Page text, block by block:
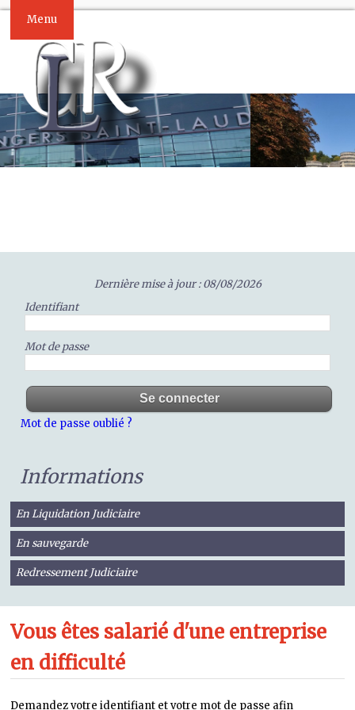
Menu
Dernière mise à jour : 08/08/2026
Identifiant
Mot de passe
Mot de passe oublié ?
Informations
En Liquidation Judiciaire
En sauvegarde
Redressement Judiciaire
Vous êtes salarié d'une entreprise
en difficulté
Demandez votre identifiant et votre mot de passe afin